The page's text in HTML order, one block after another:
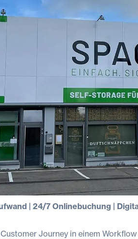
| 24/7 Onlinebuchung |
Journey in einem